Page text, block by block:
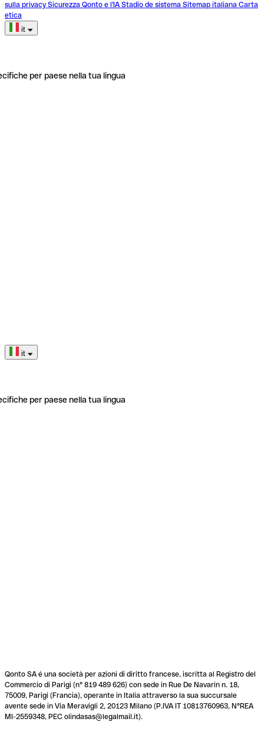
sulla privacy Sicurezza Qonto e l'IA Stadio de sistema Sitemap italiana Carta
etica
it
per paese nella tua lingua
it
per paese nella tua lingua
Qonto SA é una società per azioni di diritto francese, iscritta al Registro del
Commercio di Parigi (n° 819 489 626) con sede in Rue De Navarin n. 18,
75009, Parigi (Francia), operante in Italia attraverso la sua succursale
avente sede in Via Meravigli 2, 20123 Milano (P.IVA IT 10813760963, N°REA
MI-2559348, PEC olindasas@legalmail.it).